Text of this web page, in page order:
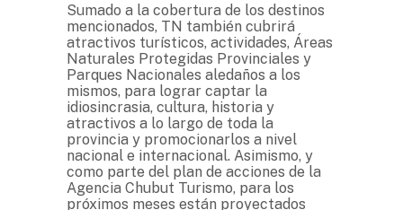
Sumado a la cobertura de los destinos
mencionados, TN también cubrirá
atractivos turísticos, actividades, Áreas
Naturales Protegidas Provinciales y
Parques Nacionales aledaños a los
mismos, para lograr captar la
idiosincrasia, cultura, historia y
atractivos a lo largo de toda la
provincia y promocionarlos a nivel
nacional e internacional. Asimismo, y
como parte del plan de acciones de la
Agencia Chubut Turismo, para los
próximos meses están proyectados